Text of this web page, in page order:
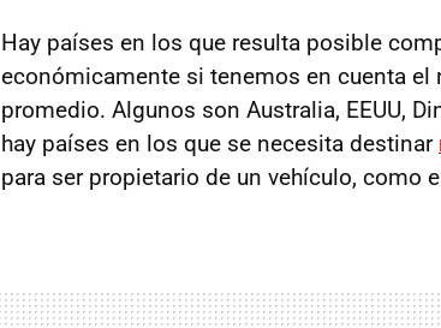
Hay países en los que resulta posible
económicamente si tenemos en cuenta
promedio. Algunos son Australia, EEUU,
hay países en los que se necesita destinar
para ser propietario de un vehículo, como